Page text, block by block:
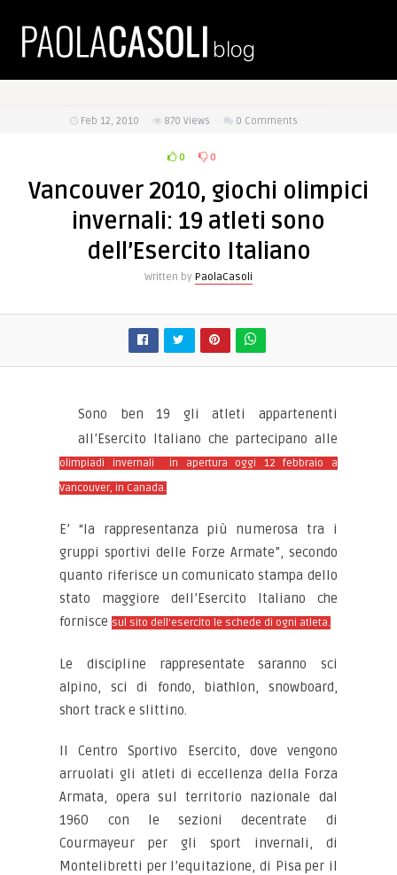
Feb 12, 2010 870 Views 0 Comments
0 0
Vancouver 2010, giochi olimpici
invernali: 19 atleti sono
dell’Esercito Italiano
Written by PaolaCasoli
Sono ben 19 gli atleti appartenenti
all’Esercito Italiano che partecipano alle
olimpiadi invernali in apertura oggi 12 febbraio a
Vancouver, in Canada.
E’ “la rappresentanza più numerosa tra i
gruppi sportivi delle Forze Armate”, secondo
quanto riferisce un comunicato stampa dello
stato maggiore dell’Esercito Italiano che
forniscesul sito dell’esercito le schede di ogni atleta.
Le discipline rappresentate saranno sci
alpino, sci di fondo, biathlon, snowboard,
short track e slittino.
Il Centro Sportivo Esercito, dove vengono
arruolati gli atleti di eccellenza della Forza
Armata, opera sul territorio nazionale dal
1960 con le sezioni decentrate di
Courmayeur per gli sport invernali, di
Montelibretti per l’equitazione, di Pisa per il